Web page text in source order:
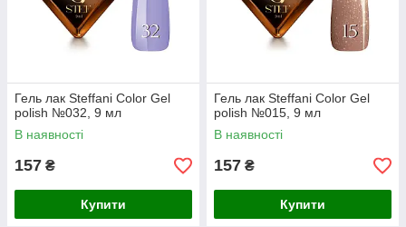
Гель лак Steffani Color Gel
polish №032, 9 мл
В наявності
157 ₴
Купити
Гель лак Steffani Color Gel
polish №015, 9 мл
В наявності
157 ₴
Купити